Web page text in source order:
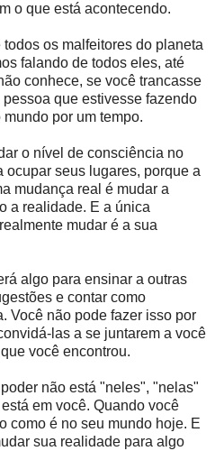
o que está acontecendo.
os malfeitores do planeta
falando de todos eles, até
conhece, se você trancasse
que estivesse fazendo
por um tempo.
o nível de consciência no
ocupar seus lugares, porque a
mudança real é mudar a
a realidade. E a única
mudar é a sua
algo para ensinar a outras
e contar como
Você não pode fazer isso por
las a se juntarem a você
você encontrou.
não está "neles", "nelas"
em você. Quando você
como é no seu mundo hoje. E
sua realidade para algo